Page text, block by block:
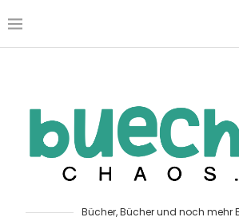
Bücher, Bücher und noch mehr